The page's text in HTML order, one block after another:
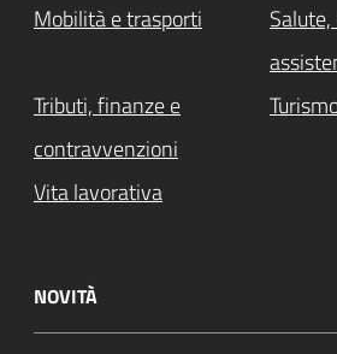
Mobilità e trasporti
Tributi, finanze e
contravvenzioni
Vita lavorativa
NOVITÀ